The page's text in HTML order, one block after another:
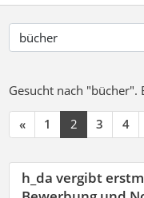
Gesucht nach "bücher".
« 1 2 3 4
h_da vergibt